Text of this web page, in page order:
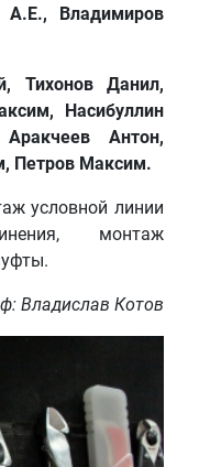
Владимиров
Тихонов Данил,
Насибуллин
Антон,
Петров Максим.
условной линии
монтаж
Владислав Котов